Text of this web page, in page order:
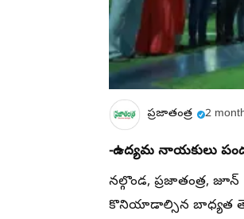
ప్రజాతంత్ర 2
-ఉద్యమ నాయకులు
నల్గొండ, ప్రజాతంత్ర,
కొనియాడాల్సిన బాధ్యత